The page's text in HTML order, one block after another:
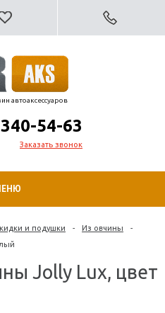
автоаксессуаров
54-63
Заказать звонок
и подушки - Из овчины
-
Jolly Lux, цвет